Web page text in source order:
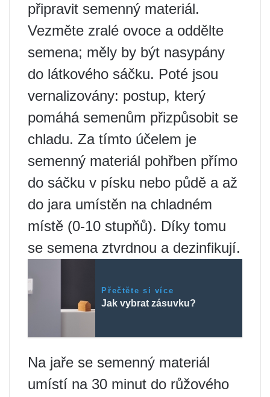
připravit semenný materiál.
Vezměte zralé ovoce a oddělte
semena; měly by být nasypány
do látkového sáčku. Poté jsou
vernalizovány: postup, který
pomáhá semenům přizpůsobit se
chladu. Za tímto účelem je
semenný materiál pohřben přímo
do sáčku v písku nebo půdě a až
do jara umístěn na chladném
místě (0-10 stupňů). Díky tomu
se semena ztvrdnou a dezinfikují.
Přečtěte si více
Jak vybrat zásuvku?
Na jaře se semenný materiál
umístí na 30 minut do růžového